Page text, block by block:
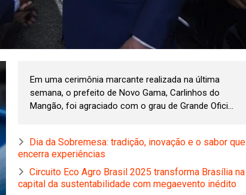
Em uma cerimônia marcante realizada na última
semana, o prefeito de Novo Gama, Carlinhos do
Mangão, foi agraciado com o grau de Grande Ofici...
Dia da Sobremesa: tradição, inovação e o sabor que
encerra experiências
Circuito Eco Agro Brasil 2025 transforma Brasília na
capital da sustentabilidade com megaevento inédito